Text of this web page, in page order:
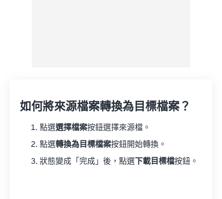
如何將來源檔案轉換為目標檔案？
點選選擇檔案按鈕選擇來源檔。
點選轉換為目標檔案按鈕開始轉換。
狀態變成「完成」後，點選 下載目標檔按鈕。